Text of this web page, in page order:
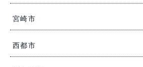
宮崎市
西都市